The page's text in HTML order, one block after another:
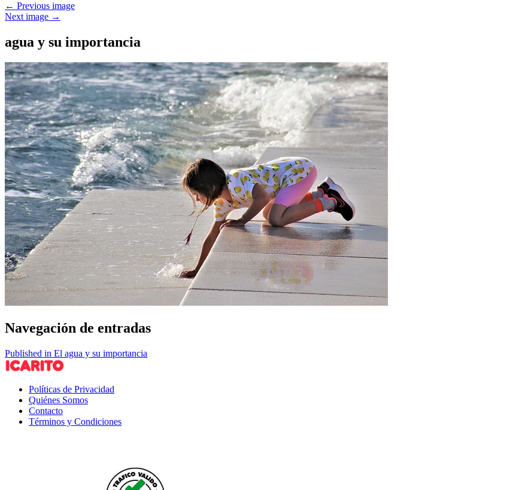
← Previous image
Next image →
agua y su importancia
Navegación de entradas
Published in El agua y su importancia
Políticas de Privacidad
Quiénes Somos
Contacto
Términos y Condiciones